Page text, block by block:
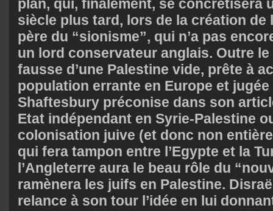
plan, qui, finalement, se concrétisera
siècle plus tard, lors de la création de
père du “sionisme”, qui n’a pas
un lord conservateur anglais. Outre le
fausse d’une Palestine vide, prête à
population errante en Europe et
Shaftesbury préconise dans son
Etat indépendant en Syrie-Palestine
colonisation juive (et donc non
qui fera tampon entre l’Egypte et la
l’Angleterre aura le beau rôle du
ramènera les juifs en Palestine.
relance à son tour l’idée en lui